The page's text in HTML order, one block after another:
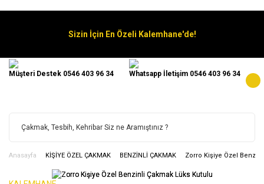
Sizin İçin En Özeli Kalemhane'de!
Müşteri Destek 0546 403 96 34 Whatsapp İletişim 0546 403 96 34
Anasayfa KİŞİYE ÖZEL ÇAKMAK BENZİNLİ ÇAKMAK Zorro Kişiye Özel